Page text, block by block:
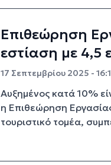
Επιθεώρηση
εστίαση με 4,5
17 Σεπτεμβρίου 2025 -
Αυξημένος κατά 10%
η Επιθεώρηση
τουριστικό τομέα,